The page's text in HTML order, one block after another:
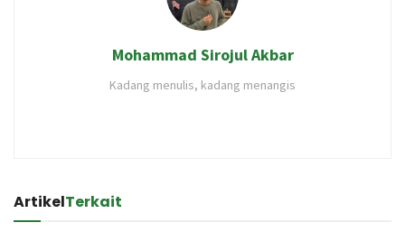
Mohammad Sirojul Akbar
Kadang menulis, kadang menangis
ArtikelTerkait